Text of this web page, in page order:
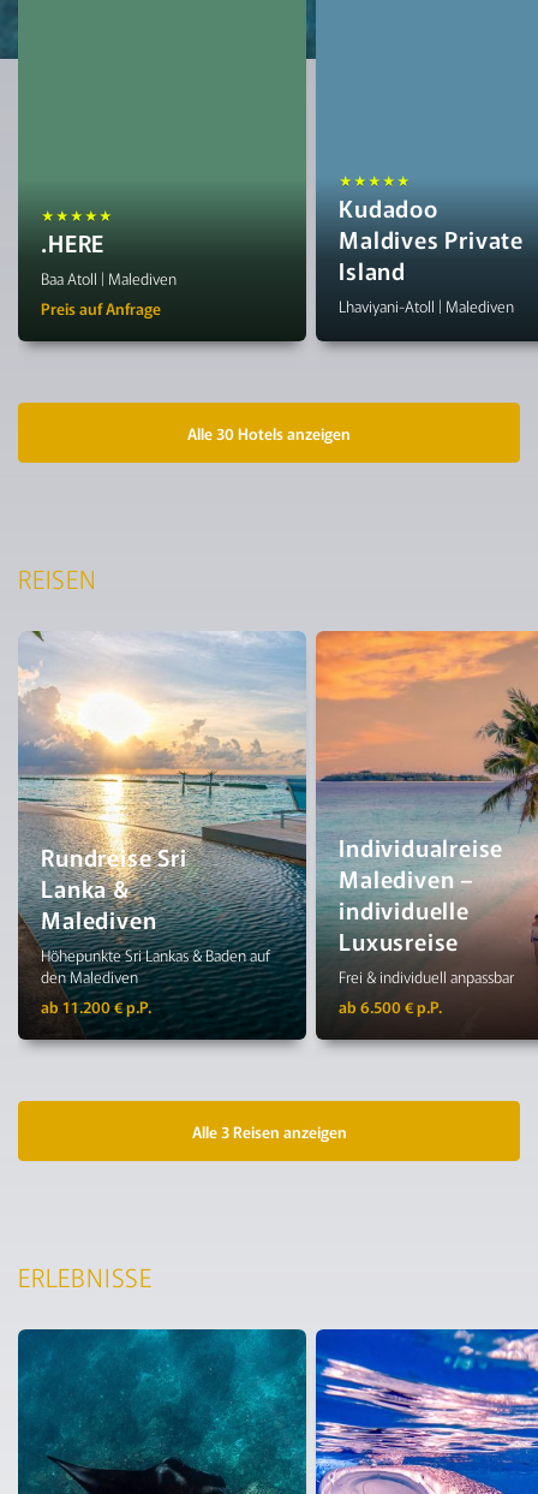
★★★★★
.HERE
Baa Atoll | Malediven
Preis auf Anfrage
★★★★★
Kudadoo
Maldives Private
Island
Lhaviyani-Atoll | Malediven
Alle 30 Hotels anzeigen
REISEN
Rundreise Sri
Lanka &
Malediven
Höhepunkte Sri Lankas & Baden auf
den Malediven
ab 11.200 € p.P.
Individualreise
Malediven –
individuelle
Luxusreise
Frei & individuell anpassbar
ab 6.500 € p.P.
Alle 3 Reisen anzeigen
ERLEBNISSE